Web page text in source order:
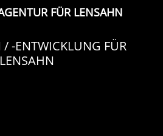
FÜR LENSAHN
-ENTWICKLUNG FÜR
LENSAHN